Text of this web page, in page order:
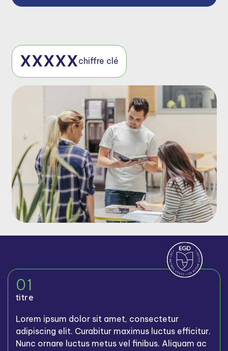
XXXXXchiffre clé
01
titre
Lorem ipsum dolor sit amet, consectetur
adipiscing elit. Curabitur maximus luctus efficitur.
Nunc ornare luctus metus vel finibus. Aliquam ac